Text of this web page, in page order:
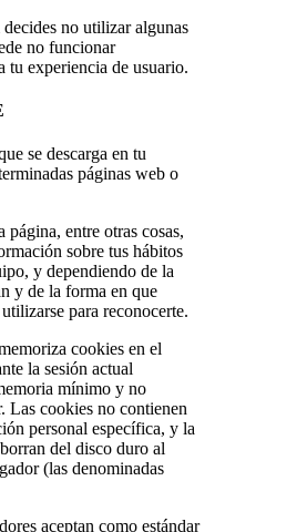
decides no utilizar algunas
no funcionar
tu experiencia de usuario.
se descarga en tu
páginas web o
página, entre otras cosas,
sobre tus hábitos
y dependiendo de la
y de la forma en que
para reconocerte.
cookies en el
la sesión actual
mínimo y no
Las cookies no contienen
personal específica, y la
del disco duro al
(las denominadas
aceptan como estándar